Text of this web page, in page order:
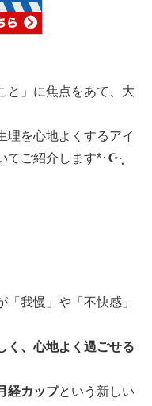
と」に焦点をあて、大
理を心地よくするアイ
てご紹介します‪*･☪︎·̩͙‬
我慢」や「不快感」
く、心地よく過ごせる
経カップという新しい